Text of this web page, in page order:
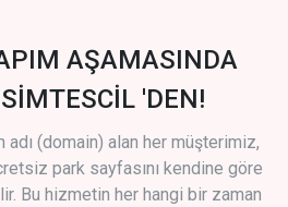
AŞAMASINDA
'DEN!
(domain) alan her müşterimiz,
park sayfasını kendine göre
Bu hizmetin her hangi bir zaman